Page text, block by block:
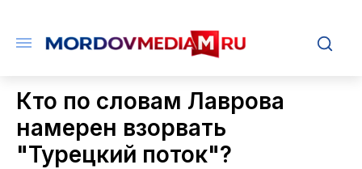
Кто по словам Лаврова
намерен взорвать
"Турецкий поток"?